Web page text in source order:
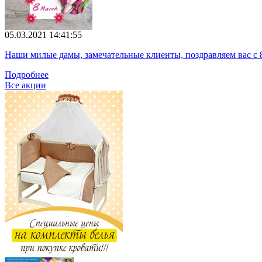
05.03.2021 14:41:55
Наши милые дамы, замечательные клиенты, поздравляем вас с
Подробнее
Все акции